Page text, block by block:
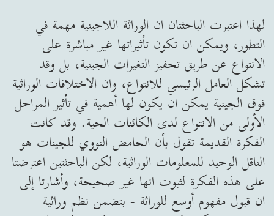
لهذا اعتبرت الباحثتان ان الوراثة اللاجينية مهمة في
التطور، ويمكن ان تكون تأثيراتها غير مباشرة على
الانتواع عن طريق تحفيز التغيرات الجينية، بل وقد
تشكل العامل الرئيسي للانتواع، وان الاختلافات الوراثية
فوق الجينية يمكن ان يكون لها أهمية في تأثير المراحل
الأولى من الانتواع لدى الكائنات الحية. وقد كانت
الفكرة القديمة تقول بأن الحامض النووي للجينات هو
الناقل الوحيد للمعلومات الوراثية، لكن الباحثتين اعترضتا
على هذه الفكرة لثبوت انها غير صحيحة، وأشارتا إلى
ان قبول مفهوم أوسع للوراثة - بتضمن نظم وراثية